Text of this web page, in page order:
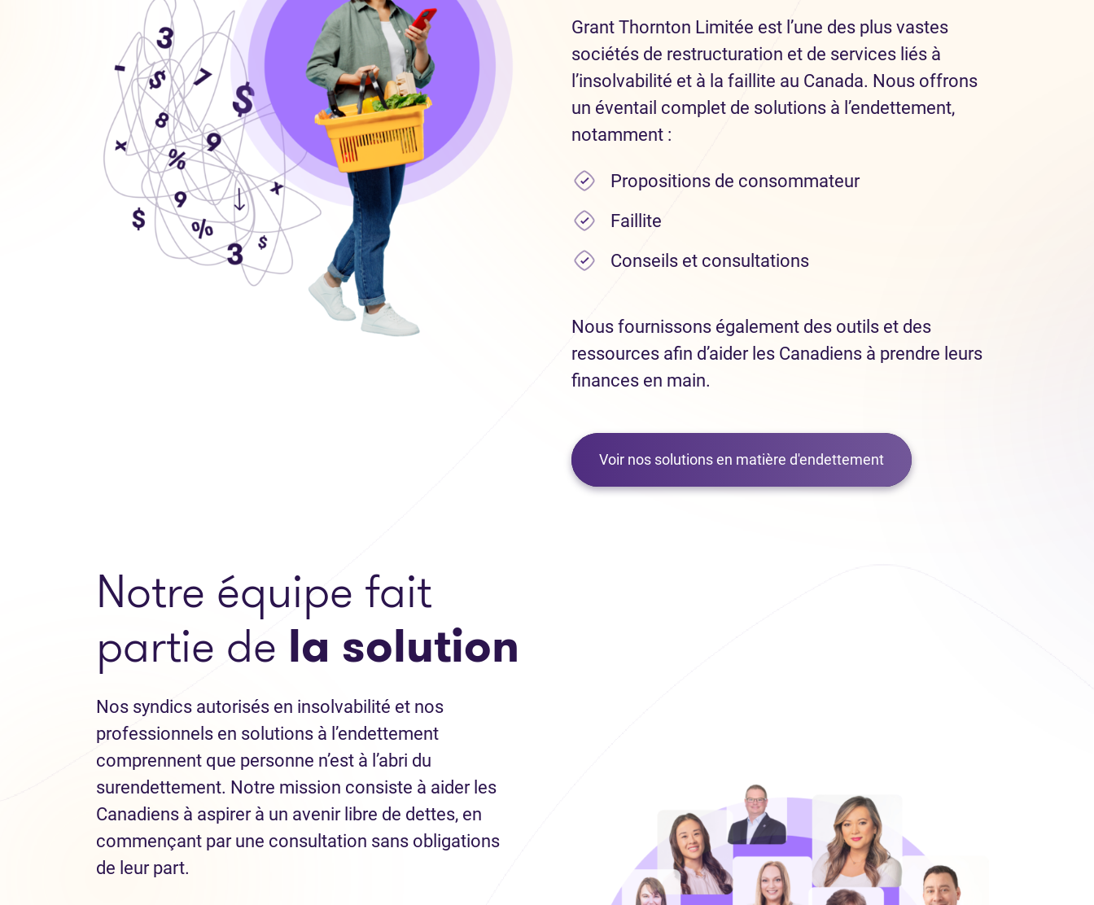
Grant Thornton Limitée est l’une des plus vastes
sociétés de restructuration et de services liés à
l’insolvabilité et à la faillite au Canada. Nous offrons
un éventail complet de solutions à l’endettement,
notamment :
Propositions de consommateur
Faillite
Conseils et consultations
Nous fournissons également des outils et des
ressources afin d’aider les Canadiens à prendre leurs
finances en main.
Voir nos solutions en matière d'endettement
Notre équipe fait
partie de la solution
Nos syndics autorisés en insolvabilité et nos
professionnels en solutions à l’endettement
comprennent que personne n’est à l’abri du
surendettement. Notre mission consiste à aider les
Canadiens à aspirer à un avenir libre de dettes, en
commençant par une consultation sans obligations
de leur part.